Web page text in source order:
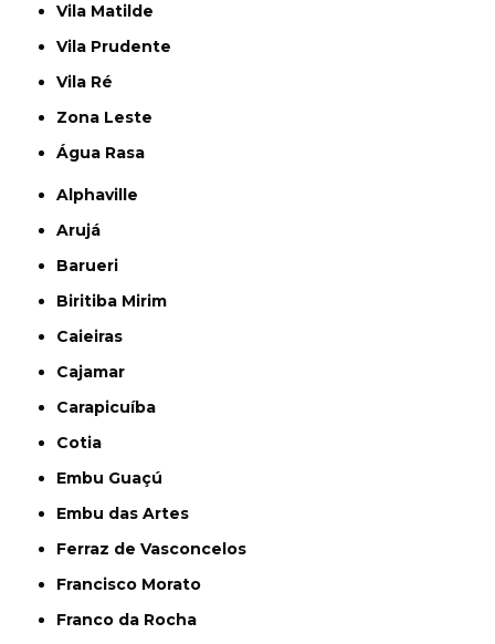
Vila Matilde
Vila Prudente
Vila Ré
Zona Leste
Água Rasa
Alphaville
Arujá
Barueri
Biritiba Mirim
Caieiras
Cajamar
Carapicuíba
Cotia
Embu Guaçú
Embu das Artes
Ferraz de Vasconcelos
Francisco Morato
Franco da Rocha